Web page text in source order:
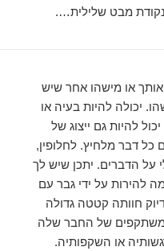
מבט שלילית….
או מישהו אחר שיש
יכולה להיות בעיה או
להיות גם ייצוג של
כל דבר מלחיץ. לחלופין,
על הדברים. יתכן שיש לך
להירות על ידי גבר עם
חוותה קטטה גדולה
של החבר שלה
או השקפותיה.